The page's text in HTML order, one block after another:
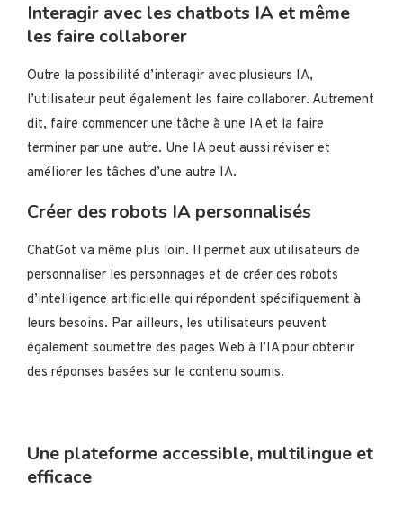
Interagir avec les chatbots IA et même
les faire collaborer
Outre la possibilité d’interagir avec plusieurs IA,
l’utilisateur peut également les faire collaborer. Autrement
dit, faire commencer une tâche à une IA et la faire
terminer par une autre. Une IA peut aussi réviser et
améliorer les tâches d’une autre IA.
Créer des robots IA personnalisés
ChatGot va même plus loin. Il permet aux utilisateurs de
personnaliser les personnages et de créer des robots
d’intelligence artificielle qui répondent spécifiquement à
leurs besoins. Par ailleurs, les utilisateurs peuvent
également soumettre des pages Web à l’IA pour obtenir
des réponses basées sur le contenu soumis.
Une plateforme accessible, multilingue et
efficace